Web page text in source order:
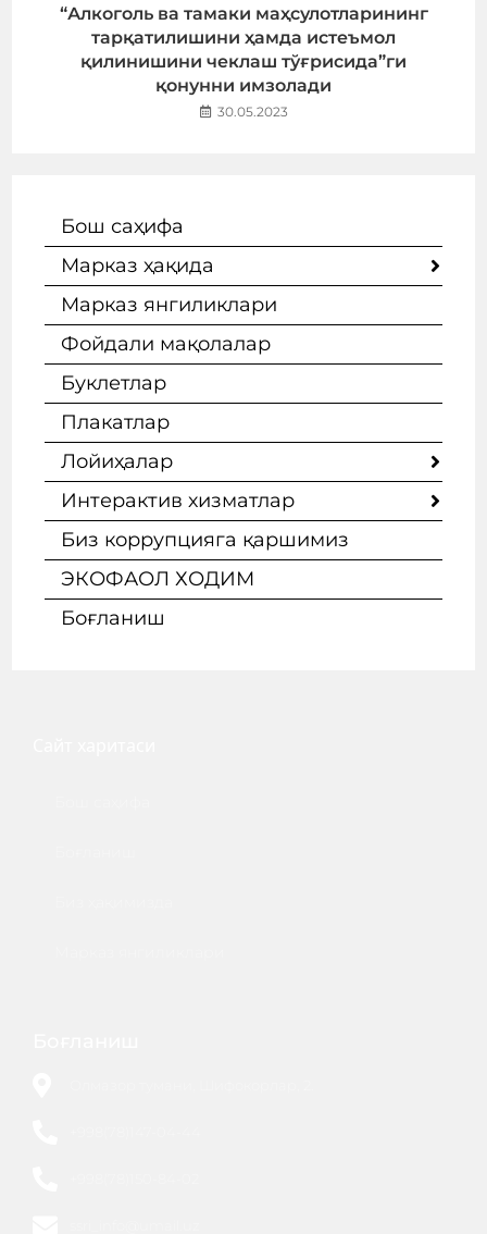
“Алкоголь ва тамаки маҳсулотларининг
тарқатилишини ҳамда истеъмол
қилинишини чеклаш тўғрисида”ги
қонунни имзолади
30.05.2023
Бош саҳифа
Марказ ҳақида
Марказ янгиликлари
Фойдали мақолалар
Буклетлар
Плакатлар
Лойиҳалар
Интерактив хизматлар
Биз коррупцияга қаршимиз
ЭКОФАОЛ ХОДИМ
Боғланиш